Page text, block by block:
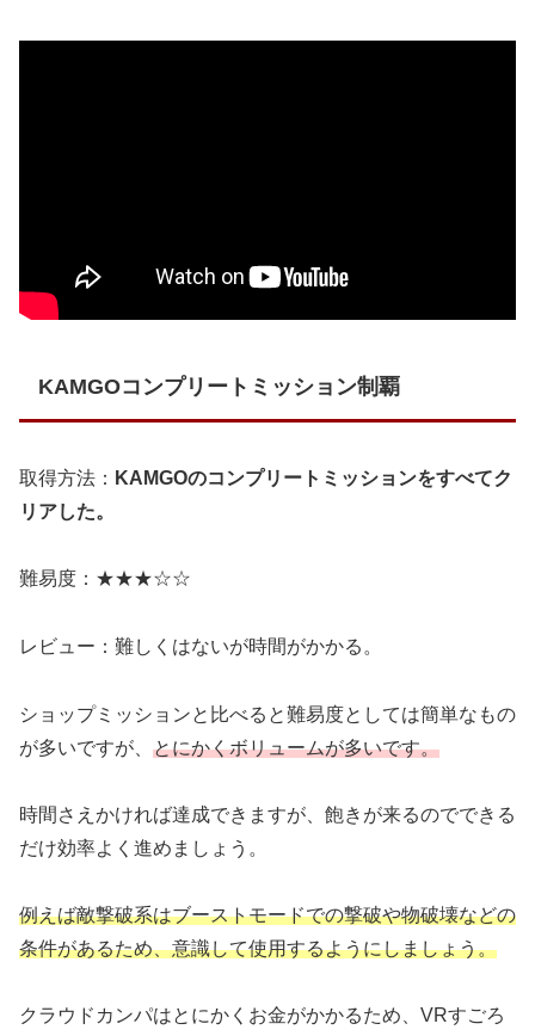
KAMGOコンプリートミッション制覇
取得方法： KAMGOのコンプリートミッションをすべてク
リアした。
難易度：★★★☆☆
レビュー：難しくはないが時間がかかる。
ショップミッションと比べると難易度としては簡単なもの
が多いですが、 とにかくボリュームが多いです。
時間さえかければ達成できますが、飽きが来るのでできる
だけ効率よく進めましょう。
例えば敵撃破系はブーストモードでの撃破や物破壊などの
条件があるため、意識して使用するようにしましょう。
クラウドカンパはとにかくお金がかかるため、VRすごろ